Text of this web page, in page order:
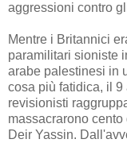
aggressioni contro
Mentre i Britannici
paramilitari sioniste
arabe palestinesi in
cosa più fatidica, il
revisionisti
massacrarono
Deir Yassin.